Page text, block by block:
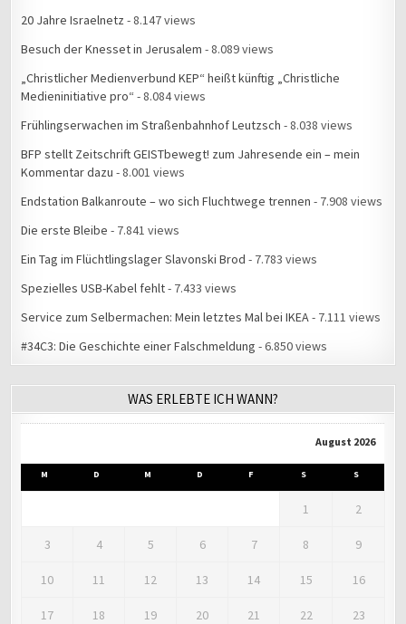
20 Jahre Israelnetz - 8.147 views
Besuch der Knesset in Jerusalem - 8.089 views
„Christlicher Medienverbund KEP“ heißt künftig „Christliche
Medieninitiative pro“ - 8.084 views
Frühlingserwachen im Straßenbahnhof Leutzsch - 8.038 views
BFP stellt Zeitschrift GEISTbewegt! zum Jahresende ein – mein
Kommentar dazu - 8.001 views
Endstation Balkanroute – wo sich Fluchtwege trennen - 7.908 views
Die erste Bleibe - 7.841 views
Ein Tag im Flüchtlingslager Slavonski Brod - 7.783 views
Spezielles USB-Kabel fehlt- 7.433 views
Service zum Selbermachen: Mein letztes Mal bei IKEA- 7.111 views
#34C3: Die Geschichte einer Falschmeldung - 6.850 views
WAS ERLEBTE ICH WANN?
August 2026
M D M D F S S
1 2
3 4 5 6 7 8 9
10 11 12 13 14 15 16
17 18 19 20 21 22 23